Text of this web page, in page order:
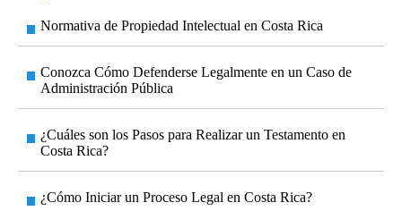
Normativa de Propiedad Intelectual en Costa Rica
Conozca Cómo Defenderse Legalmente en un Caso de
Administración Pública
¿Cuáles son los Pasos para Realizar un Testamento en
Costa Rica?
¿Cómo Iniciar un Proceso Legal en Costa Rica?